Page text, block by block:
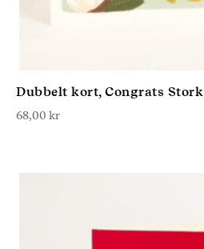
Dubbelt kort, Congrats Stork
68,00 kr